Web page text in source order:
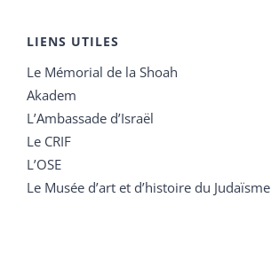
LIENS UTILES
Le Mémorial de la Shoah
Akadem
L’Ambassade d’Israël
Le CRIF
L’OSE
Le Musée d’art et d’histoire du Judaïsme